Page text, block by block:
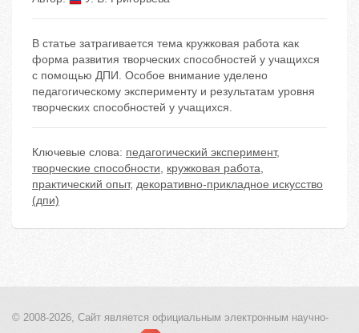
В статье затрагивается тема кружковая работа как
форма развития творческих способностей у учащихся
с помощью ДПИ. Особое внимание уделено
педагогическому эксперименту и результатам уровня
творческих способностей у учащихся.
Ключевые слова: педагогический эксперимент,
творческие способности, кружковая работа,
практический опыт, декоративно-прикладное искусство
(дпи)
© 2008-2026, Сайт является официальным электронным научно-